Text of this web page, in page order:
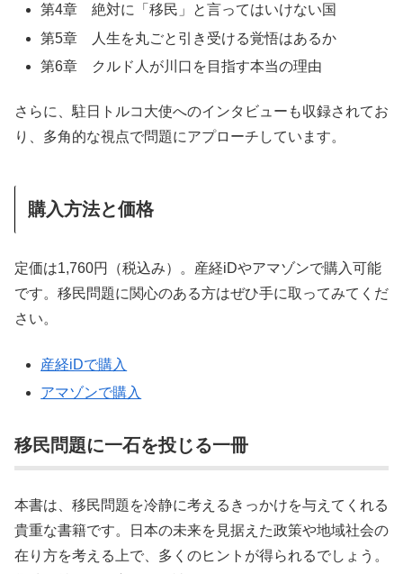
第4章 絶対に「移民」と言ってはいけない国
第5章 人生を丸ごと引き受ける覚悟はあるか
第6章 クルド人が川口を目指す本当の理由
さらに、駐日トルコ大使へのインタビューも収録されてお
り、多角的な視点で問題にアプローチしています。
購入方法と価格
定価は1,760円（税込み）。産経iDやアマゾンで購入可能
です。移民問題に関心のある方はぜひ手に取ってみてくだ
さい。
産経iDで購入
アマゾンで購入
移民問題に一石を投じる一冊
本書は、移民問題を冷静に考えるきっかけを与えてくれる
貴重な書籍です。日本の未来を見据えた政策や地域社会の
在り方を考える上で、多くのヒントが得られるでしょう。